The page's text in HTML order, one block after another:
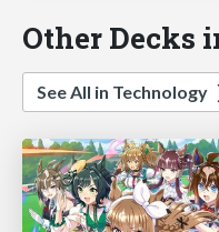
Other Decks
See All in Technology